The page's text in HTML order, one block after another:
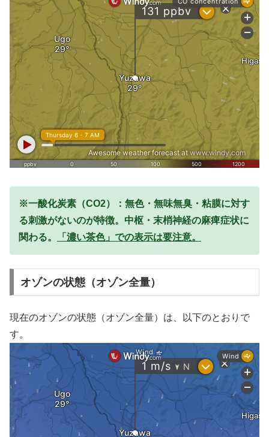
※一酸化炭素（CO2）：無色・無味無臭・粘膜に対す
る刺激がないのが特徴。中枢・末梢神経の麻痺症状に
関わる。
「濃い茶色」での表示は要注意。
オゾンの状態（オゾン全量）
現在のオゾンの状態（オゾン全量）は、以下のとおりで
す。